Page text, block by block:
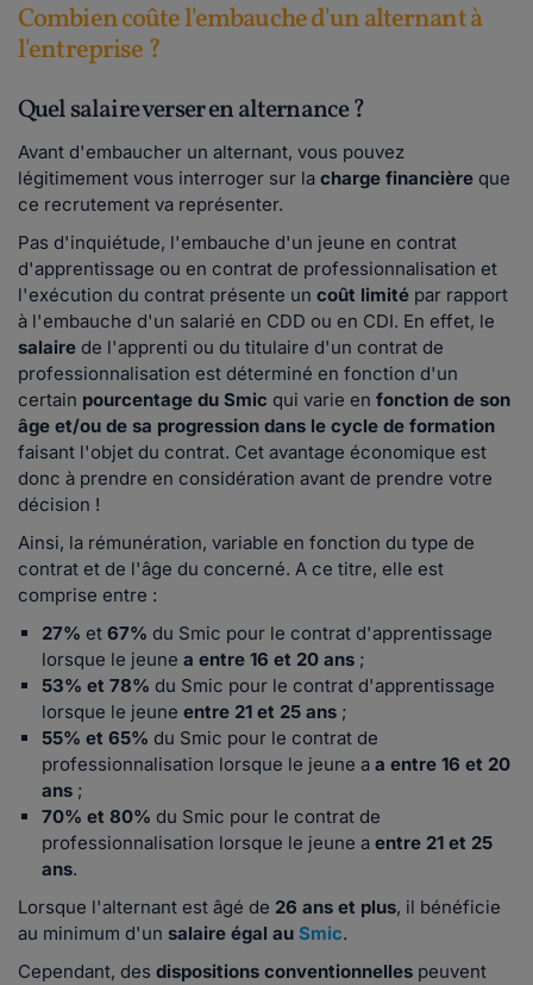
Combien coûte l'embauche d'un alternant à
l'entreprise ?
Quel salaire verser en alternance ?
Avant d'embaucher un alternant, vous pouvez
légitimement vous interroger sur la charge financière que
ce recrutement va représenter.
Pas d'inquiétude, l'embauche d'un jeune en contrat
d'apprentissage ou en contrat de professionnalisation et
l'exécution du contrat présente un coût limité par rapport
à l'embauche d'un salarié en CDD ou en CDI. En effet, le
salaire de l'apprenti ou du titulaire d'un contrat de
professionnalisation est déterminé en fonction d'un
certain pourcentage du Smic qui varie en fonction de son
âge et/ou de sa progression dans le cycle de formation
faisant l'objet du contrat. Cet avantage économique est
donc à prendre en considération avant de prendre votre
décision !
Ainsi, la rémunération, variable en fonction du type de
contrat et de l'âge du concerné. A ce titre, elle est
comprise entre :
27% et 67% du Smic pour le contrat d'apprentissage
lorsque le jeune a entre 16 et 20 ans ;
53% et 78% du Smic pour le contrat d'apprentissage
lorsque le jeune entre 21 et 25 ans ;
55% et 65% du Smic pour le contrat de
professionnalisation lorsque le jeune a a entre 16 et 20
ans ;
70% et 80% du Smic pour le contrat de
professionnalisation lorsque le jeune a entre 21 et 25
ans.
Lorsque l'alternant est âgé de 26 ans et plus, il bénéficie
au minimum d'un salaire égal au Smic.
Cependant, des dispositions conventionnelles peuvent